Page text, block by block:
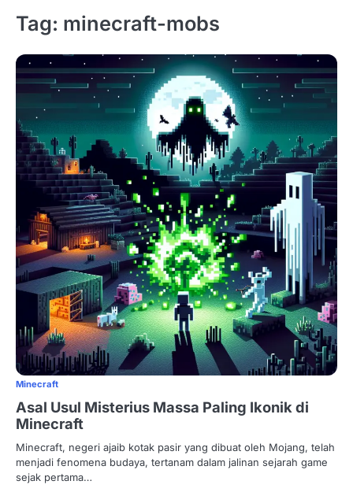
Tag: minecraft-mobs
Minecraft
Asal Usul Misterius Massa Paling Ikonik di
Minecraft
Minecraft, negeri ajaib kotak pasir yang dibuat oleh Mojang, telah
menjadi fenomena budaya, tertanam dalam jalinan sejarah game
sejak pertama…